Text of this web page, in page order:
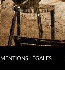
MENTIONS LÉGALES